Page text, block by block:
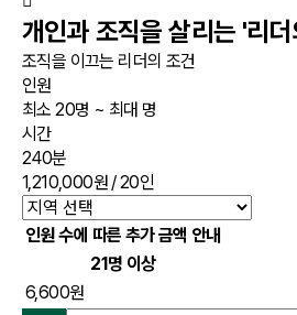
개인과 조직을 살리는 '리
조직을 이끄는 리더의 조건
인원
최소 20명 ~ 최대 명
시간
240분
1,210,000원 / 20인
인원 수에 따른 추가 금액 안내
21명 이상
6,600원